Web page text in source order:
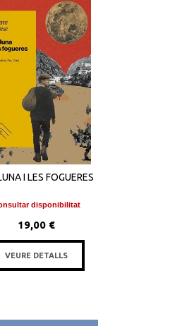
I LES FOGUERES
disponibilitat
19,00 €
VEURE DETALLS